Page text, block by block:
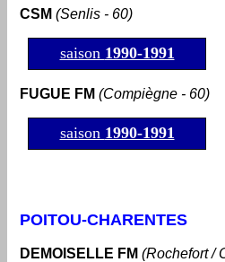
CSM (Senlis - 60)
saison 1990-1991
FUGUE FM (Compiègne - 60)
saison 1990-1991
POITOU-CHARENTES
DEMOISELLE FM (Rochefort /